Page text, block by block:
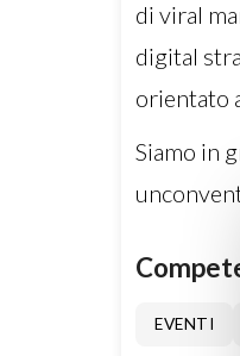
di viral
digital
orientato
Siamo in
EVENTI